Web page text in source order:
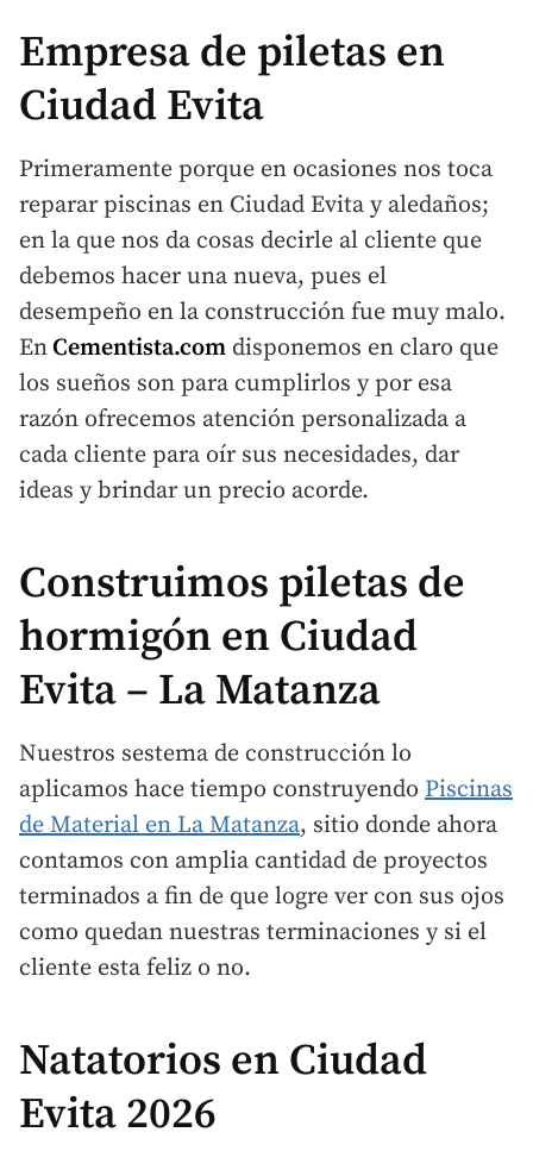
Empresa de piletas en
Ciudad Evita
Primeramente porque en ocasiones nos toca
reparar piscinas en Ciudad Evita y aledaños;
en la que nos da cosas decirle al cliente que
debemos hacer una nueva, pues el
desempeño en la construcción fue muy malo.
EnCementista.com disponemos en claro que
los sueños son para cumplirlos y por esa
razón ofrecemos atención personalizada a
cada cliente para oír sus necesidades, dar
ideas y brindar un precio acorde.
Construimos piletas de
hormigón en Ciudad
Evita – La Matanza
Nuestros sestema de construcción lo
aplicamos hace tiempo construyendo Piscinas
de Material en La Matanza, sitio donde ahora
contamos con amplia cantidad de proyectos
terminados a fin de que logre ver con sus ojos
como quedan nuestras terminaciones y si el
cliente esta feliz o no.
Natatorios en Ciudad
Evita 2026